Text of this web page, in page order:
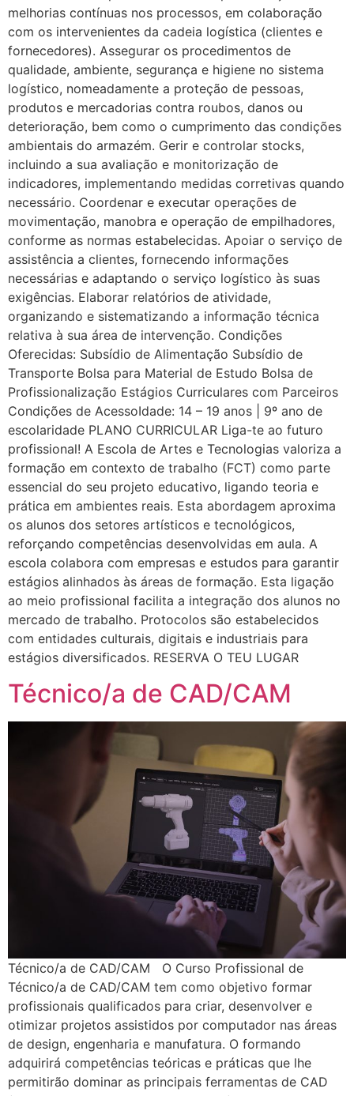
melhorias contínuas nos processos, em colaboração
com os intervenientes da cadeia logística (clientes e
fornecedores). Assegurar os procedimentos de
qualidade, ambiente, segurança e higiene no sistema
logístico, nomeadamente a proteção de pessoas,
produtos e mercadorias contra roubos, danos ou
deterioração, bem como o cumprimento das condições
ambientais do armazém. Gerir e controlar stocks,
incluindo a sua avaliação e monitorização de
indicadores, implementando medidas corretivas quando
necessário. Coordenar e executar operações de
movimentação, manobra e operação de empilhadores,
conforme as normas estabelecidas. Apoiar o serviço de
assistência a clientes, fornecendo informações
necessárias e adaptando o serviço logístico às suas
exigências. Elaborar relatórios de atividade,
organizando e sistematizando a informação técnica
relativa à sua área de intervenção. Condições
Oferecidas: Subsídio de Alimentação Subsídio de
Transporte Bolsa para Material de Estudo Bolsa de
Profissionalização Estágios Curriculares com Parceiros
Condições de AcessoIdade: 14 – 19 anos | 9º ano de
escolaridade PLANO CURRICULAR Liga-te ao futuro
profissional! A Escola de Artes e Tecnologias valoriza a
formação em contexto de trabalho (FCT) como parte
essencial do seu projeto educativo, ligando teoria e
prática em ambientes reais. Esta abordagem aproxima
os alunos dos setores artísticos e tecnológicos,
reforçando competências desenvolvidas em aula. A
escola colabora com empresas e estudos para garantir
estágios alinhados às áreas de formação. Esta ligação
ao meio profissional facilita a integração dos alunos no
mercado de trabalho. Protocolos são estabelecidos
com entidades culturais, digitais e industriais para
estágios diversificados. RESERVA O TEU LUGAR
Técnico/a de CAD/CAM
Técnico/a de CAD/CAM O Curso Profissional de
Técnico/a de CAD/CAM tem como objetivo formar
profissionais qualificados para criar, desenvolver e
otimizar projetos assistidos por computador nas áreas
de design, engenharia e manufatura. O formando
adquirirá competências teóricas e práticas que lhe
permitirão dominar as principais ferramentas de CAD